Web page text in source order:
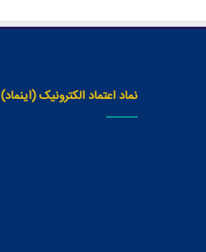
نماد اعتماد الکترونیک (اینماد)